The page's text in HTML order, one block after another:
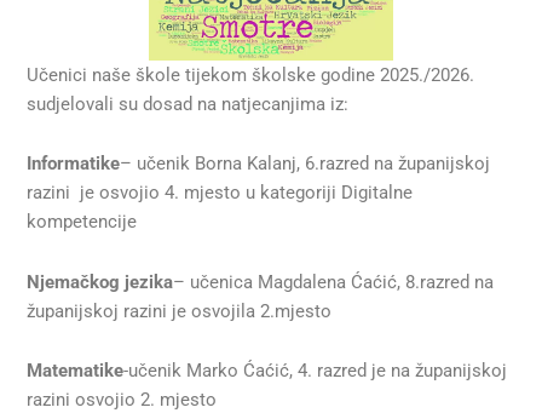
Učenici naše škole tijekom školske godine 2025./2026.
sudjelovali su dosad na natjecanjima iz:
Informatike– učenik Borna Kalanj, 6.razred na županijskoj
razini je osvojio 4. mjesto u kategoriji Digitalne
kompetencije
Njemačkog jezika– učenica Magdalena Ćaćić, 8.razred na
županijskoj razini je osvojila 2.mjesto
Matematike-učenik Marko Ćaćić, 4. razred je na županijskoj
razini osvojio 2. mjesto